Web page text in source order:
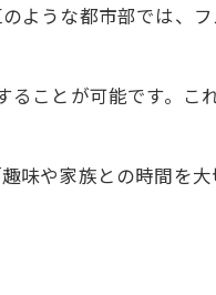
ような都市部では、
ことが可能です。こ
味や家族との時間を